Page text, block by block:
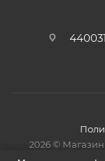
2026 © Магазин